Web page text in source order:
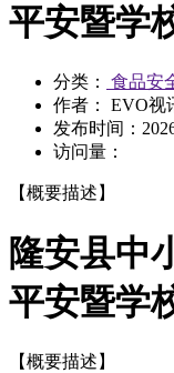
平安暨学
分类：
食品安
作者： EVO视
发布时间：
访问量：
【概要描述】
隆安县中
平安暨学
【概要描述】